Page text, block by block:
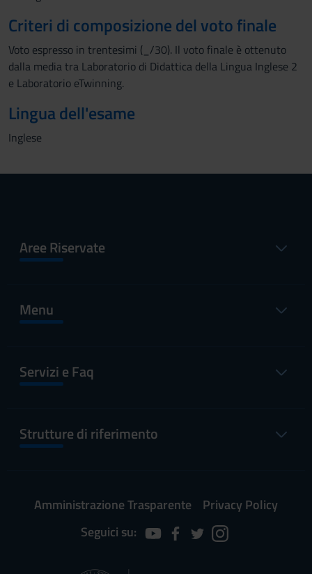
Criteri di composizione del voto finale
Voto espresso in trentesimi (_/30). Il voto finale è ottenuto
dalla media tra Laboratorio di Didattica della Lingua Inglese 2
e Laboratorio eTwinning.
Lingua dell'esame
Inglese
Aree Riservate
Menu
Servizi e Faq
Strutture di riferimento
Amministrazione Trasparente
Privacy Policy
Seguici su: